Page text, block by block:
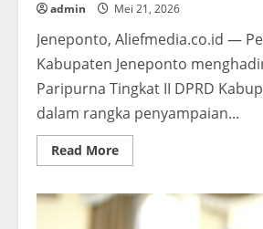
admin Mei 21, 2026
Jeneponto, Aliefmedia.co.id —
Kabupaten Jeneponto
Paripurna Tingkat II DPRD
dalam rangka penyampaian...
Read MoreRead
more
Jeneponto
Hadiri